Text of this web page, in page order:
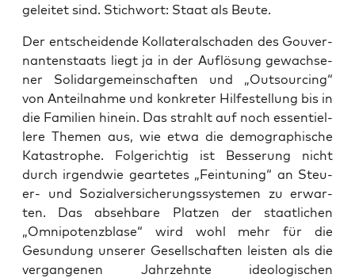
ge­lei­tet sind. Stich­wort: Staat als Beute.
Der ent­schei­den­de Kol­la­te­ral­scha­den des Gou­ver­
nan­ten­staats liegt ja in der Auf­lö­sung gewach­se­
ner Soli­dar­ge­mein­schaf­ten und „Out­sour­cing“
von Anteil­nah­me und kon­kre­ter Hil­fe­stel­lung bis in
die Fami­li­en hin­ein. Das strahlt auf noch essen­ti­el­
le­re The­men aus, wie etwa die demo­gra­phi­sche
Kata­stro­phe. Fol­ge­rich­tig ist Bes­se­rung nicht
durch irgend­wie gear­te­tes „Fein­tu­ning“ an Steu­
er- und Sozi­al­ver­si­che­rungs­sys­te­men zu erwar­
ten. Das abseh­ba­re Plat­zen der staat­li­chen
„Omni­po­tenz­bla­se“ wird wohl mehr für die
Gesun­dung unse­rer Gesell­schaf­ten leis­ten als die
ver­gan­ge­nen Jahr­zehn­te ideo­lo­gi­schen